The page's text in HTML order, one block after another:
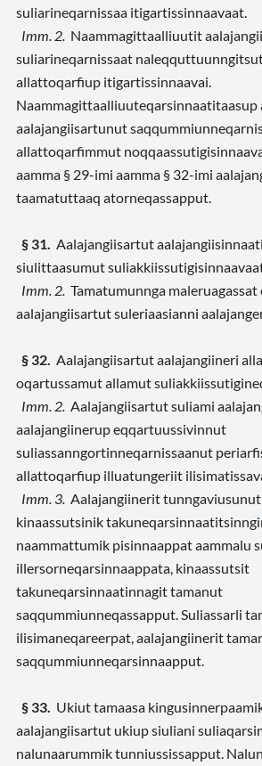
suliarineqarnissaa itigartissinnaavaat.
Imm. 2. Naammagittaalliuutit
suliarineqarnissaat
allattoqarfiup itigartissinnaavai.
Naammagittaalliuuteqarsinnaatitaasup
aalajangiisartunut
allattoqarfimmut
aamma § 29-imi aamma § 32-imi
taamatuttaaq atorneqassapput.
§ 31. Aalajangiisartut
siulittaasumut
Imm. 2. Tamatumunnga
aalajangiisartut suleriaasianni
§ 32. Aalajangiisartut aalajangiineri
oqartussamut allamut
Imm. 2. Aalajangiisartut suliami
aalajangiinerup eqqartuussivinnut
suliassanngortinneqarnissaanut
allattoqarfiup illuatungeriit
Imm. 3. Aalajangiinerit
kinaassutsinik
naammattumik pisinnaappat aammalu
illersorneqarsinnaappata, kinaassutsit
takuneqarsinnaatinnagit tamanut
saqqummiunneqassapput. Suliassarli
ilisimaneqareerpat, aalajangiinerit
saqqummiunneqarsinnaapput.
§ 33. Ukiut tamaasa
aalajangiisartut ukiup siuliani
nalunaarummik tunniussissapput.